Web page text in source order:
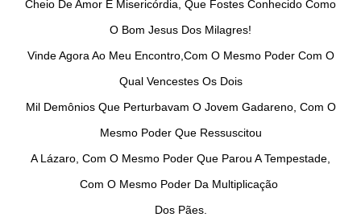
Cheio De Amor E Misericórdia, Que Fostes Conhecido Como
O Bom Jesus Dos Milagres!
Vinde Agora Ao Meu Encontro,Com O Mesmo Poder Com O
Qual Vencestes Os Dois
Mil Demônios Que Perturbavam O Jovem Gadareno, Com O
Mesmo Poder Que Ressuscitou
A Lázaro, Com O Mesmo Poder Que Parou A Tempestade,
Com O Mesmo Poder Da Multiplicação
Dos Pães.